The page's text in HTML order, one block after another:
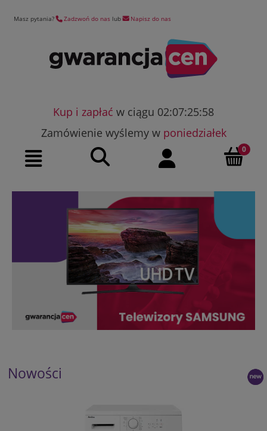
Masz pytania? Zadzwoń do nas lub Napisz do nas
Kup i zapłać w ciągu 02:07:25:57
Zamówienie wyślemy w poniedziałek
Nowości